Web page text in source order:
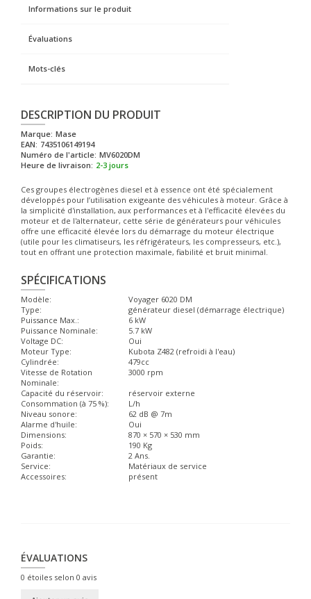
Informations sur le produit
Évaluations
Mots-clés
DESCRIPTION DU PRODUIT
Marque: Mase
EAN: 7435106149194
Numéro de l'article: MV6020DM
Heure de livraison: 2-3 jours
Ces groupes électrogènes diesel et à essence ont été spécialement
développés pour l’utilisation exigeante des véhicules à moteur. Grâce à
la simplicité d'installation, aux performances et à l'efficacité élevées du
moteur et de l'alternateur, cette série de générateurs pour véhicules
offre une efficacité élevée lors du démarrage du moteur électrique
(utile pour les climatiseurs, les réfrigérateurs, les compresseurs, etc.),
tout en offrant une protection maximale, fiabilité et bruit minimal.
SPÉCIFICATIONS
Modèle:
Voyager 6020 DM
Type:
générateur diesel (démarrage électrique)
Puissance Max.:
6 kW
Puissance Nominale:
5.7 kW
Voltage DC:
Oui
Moteur Type:
Kubota Z482 (refroidi à l'eau)
Cylindrée:
479cc
Vitesse de Rotation
Nominale:
3000 rpm
Capacité du réservoir:
réservoir externe
Consommation (à 75 %):
L/h
Niveau sonore:
62 dB @ 7m
Alarme d'huile:
Oui
Dimensions:
870 × 570 × 530 mm
Poids:
190 Kg
Garantie:
2 Ans.
Service:
Matériaux de service
Accessoires:
présent
ÉVALUATIONS
0 étoiles selon 0 avis